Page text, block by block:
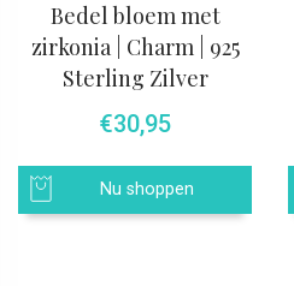
Bedel bloem met
zirkonia | Charm | 925
Sterling Zilver
€30,95
Nu shoppen